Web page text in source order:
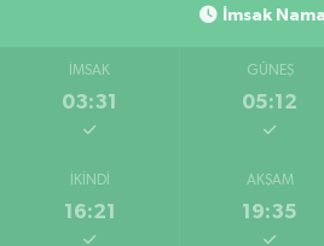
İmsak
İMSAK
03:31
GÜNEŞ
05:12
İKINDI
16:21
AKŞAM
19:35